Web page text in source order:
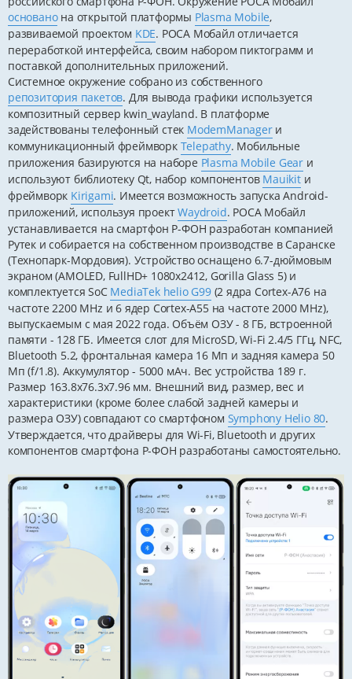
и
е
основанона открытой платформы Plasma Mobile,
развиваемой проектом KDE. РОСА Мобайл отличается
переработкой интерфейса, своим набором пиктограмм и
поставкой дополнительных приложений.
Системное окружение собрано из собственного
репозитория пакетов. Для вывода графики используется
композитный сервер kwin_wayland. В платформе
задействованы телефонный стек ModemManagerи
коммуникационный фреймворк Telepathy. Мобильные
приложения базируются на наборе Plasma Mobile Gear и
используют библиотеку Qt, набор компонентов Mauikitи
фреймворк Kirigami. Имеется возможность запуска Android-
приложений, используя проектWaydroid. РОСА Мобайл
устанавливается на смартфон Р-ФОН разработан компанией
Рутек и собирается на собственном производстве в Саранске
(Технопарк-Мордовия). Устройство оснащено 6.7-дюймовым
экраном (AMOLED, FullHD+ 1080x2412, Gorilla Glass 5) и
комплектуется SoC MediaTek helio G99(2 ядра Cortex-A76 на
частоте 2200 MHz и 6 ядер Cortex-A55 на частоте 2000 MHz),
выпускаемым с мая 2022 года. Объём ОЗУ - 8 ГБ, встроенной
памяти - 128 ГБ. Имеется слот для MicroSD, Wi-Fi 2.4/5 ГГц, NFC,
Bluetooth 5.2, фронтальная камера 16 Мп и задняя камера 50
Мп (f/1.8). Аккумулятор - 5000 мАч. Вес устройства 189 г.
Размер 163.8х76.3х7.96 мм. Внешний вид, размер, вес и
характеристики (кроме более слабой задней камеры и
размера ОЗУ) совпадают со смартфоном Symphony Helio 80.
Утверждается, что драйверы для Wi-Fi, Bluetooth и других
компонентов смартфона Р-ФОН разработаны самостоятельно.